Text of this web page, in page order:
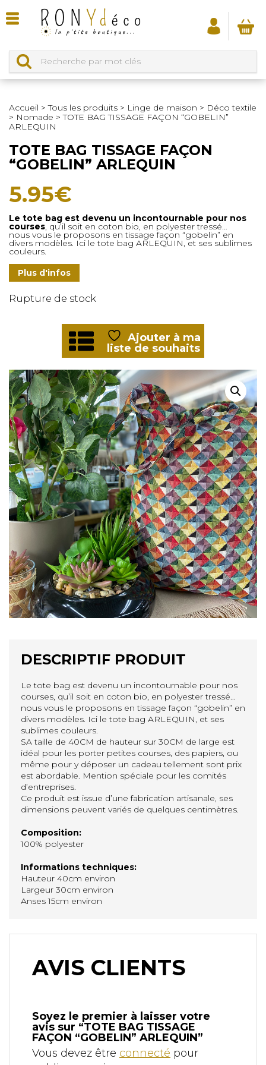
Accueil >Tous les produits > Linge de maison > Déco textile
> Nomade >TOTE BAG TISSAGE FAÇON “GOBELIN”
ARLEQUIN
TOTE BAG TISSAGE FAÇON
“GOBELIN” ARLEQUIN
5.95€
Le tote bag est devenu un incontournable pour nos
courses, qu’il soit en coton bio, en polyester tressé…
nous vous le proposons en tissage façon “gobelin” en
divers modèles. Ici le tote bag ARLEQUIN, et ses sublimes
couleurs.
Plus d'infos
Rupture de stock
Ajouter à ma
liste de souhaits
DESCRIPTIF PRODUIT
Le tote bag est devenu un incontournable pour nos
courses, qu’il soit en coton bio, en polyester tressé…
nous vous le proposons en tissage façon “gobelin” en
divers modèles. Ici le tote bag ARLEQUIN, et ses
sublimes couleurs.
SA taille de 40CM de hauteur sur 30CM de large est
idéal pour les porter petites courses, des papiers, ou
même pour y déposer un cadeau tellement sont prix
est abordable. Mention spéciale pour les comités
d’entreprises.
Ce produit est issue d’une fabrication artisanale, ses
dimensions peuvent variés de quelques centimètres.
Composition:
100% polyester
Informations techniques:
Hauteur 40cm environ
Largeur 30cm environ
Anses 15cm environ
AVIS CLIENTS
Soyez le premier à laisser votre
avis sur “TOTE BAG TISSAGE
FAÇON “GOBELIN” ARLEQUIN”
Vous devez être connecté pour